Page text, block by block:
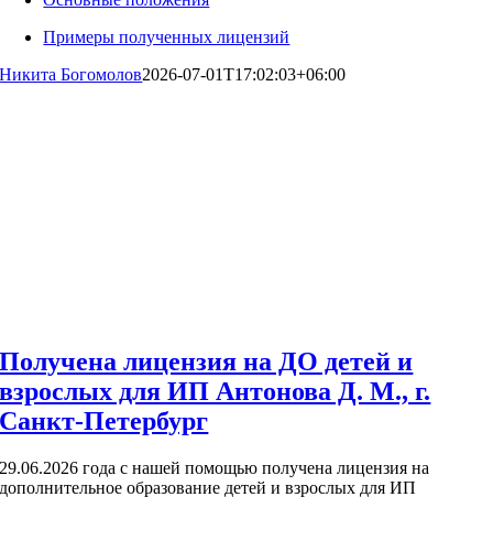
Примеры полученных лицензий
Никита Богомолов2026-07-01T17:02:03+06:00
Получена лицензия на ДО детей и
взрослых для ИП Антонова Д. М., г.
Санкт-Петербург
29.06.2026 года с нашей помощью получена лицензия на
дополнительное образование детей и взрослых для ИП